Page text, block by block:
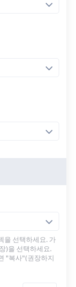
을 선택하세요. 가
)을 선택하세요.
"복사"(권장하지